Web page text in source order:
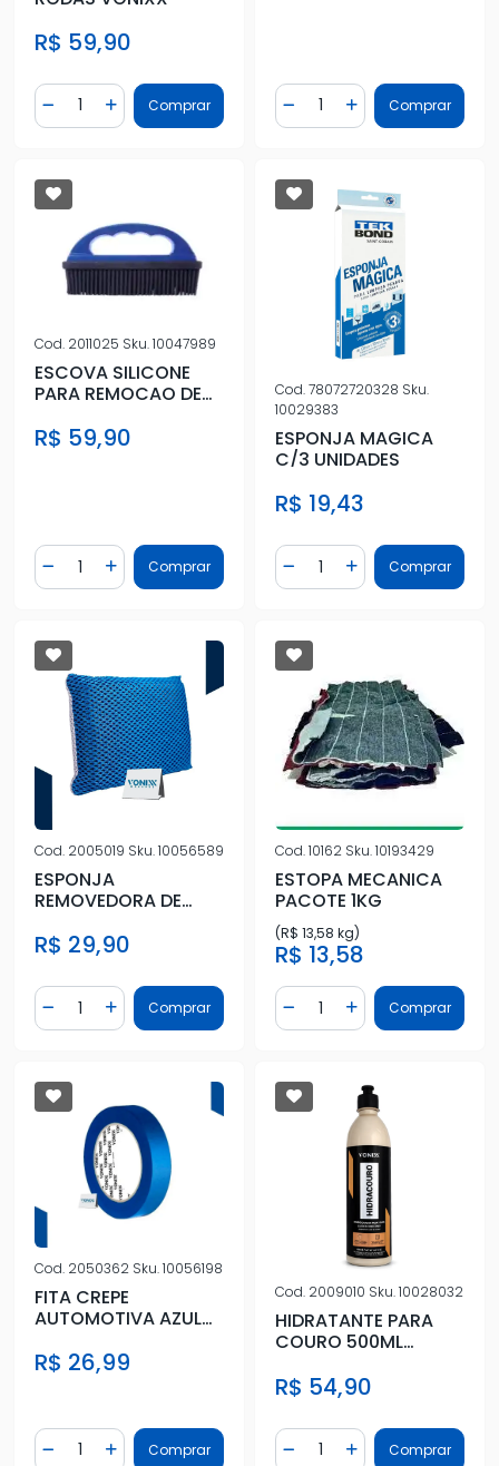
R$ 59,90
Diminuir Quantidade
Quantidade
Adicionar Quantidade
Comprar Diminuir Quantidade
Quantidade
AdicionarComprar
Cod. 2011025 Sku.10047989
ESCOVA SILICONE
PARA REMOCAO DE
R$ 59,90
Diminuir Quantidade
Quantidade
Adicionar Quantidade
Comprar
Cod.78072720328 Sku.
10029383
ESPONJA MAGICA
C/3 UNIDADES
R$ 19,43
Diminuir Quantidade
Quantidade
AdicionarComprar
Cod. 2005019 Sku.10056589
ESPONJA
REMOVEDORA DE
R$ 29,90
Diminuir Quantidade
Quantidade
Adicionar Quantidade
Comprar
Cod.10162 Sku.10193429
ESTOPA MECANICA
PACOTE 1KG
(R$ 13,58 kg)
R$ 13,58
Diminuir Quantidade
Quantidade
AdicionarComprar
Cod. 2050362 Sku.10056198
FITA CREPE
AUTOMOTIVA AZUL
R$ 26,99
Diminuir Quantidade
Quantidade
Adicionar Quantidade
Comprar
Cod. 2009010 Sku.10028032
HIDRATANTE PARA
COURO 500ML
R$ 54,90
Diminuir Quantidade
Quantidade
AdicionarComprar